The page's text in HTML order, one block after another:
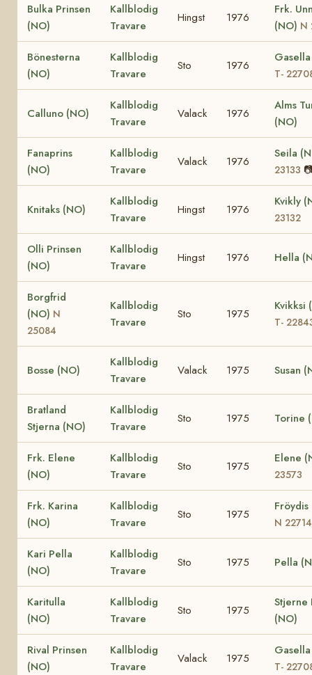
Bulka Prinsen
(NO)
Kallblodig
Travare
Hingst 1976
Frk.
(NO) N
Bönesterna
(NO)
Kallblodig
Travare
Sto 1976
T-
Calluno (NO)
Kallblodig
Travare
Valack 1976
Alms
(NO)
Fanaprins
(NO)
Kallblodig
Travare
Valack 1976
Seila
23133
Knitaks (NO)
Kallblodig
Travare
Hingst 1976
Kvikly
23132
Olli Prinsen
(NO)
Kallblodig
Travare
Hingst 1976 Hella
Borgfrid
(NO) N
25084
Kallblodig
Travare
Sto 1975
Kvikksi
T-
Bosse (NO)
Kallblodig
Travare
Valack 1975 Susan
Bratland
Stjerna (NO)
Kallblodig
Travare
Sto 1975 Torine
Frk. Elene
(NO)
Kallblodig
Travare
Sto 1975
Elene
23573
Frk. Karina
(NO)
Kallblodig
Travare
Sto 1975
N 22714
Kari Pella
(NO)
Kallblodig
Travare
Sto 1975 Pella
Karitulla
(NO)
Kallblodig
Travare
Sto 1975
Stjerne
(NO)
Rival Prinsen
(NO)
Kallblodig
Travare
Valack 1975
T-